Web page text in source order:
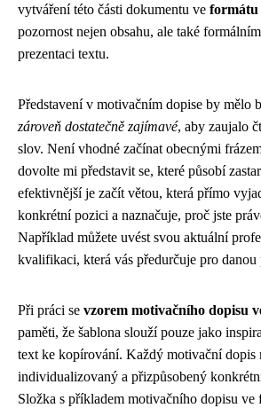
vytváření této části dokumentu ve formátu
pozornost nejen obsahu, ale také
prezentaci textu.
Představení v motivačním dopise by mělo
zároveň dostatečně zajímavé, aby zaujalo
slov. Není vhodné začínat obecnými
dovolte mi představit se, které působí
efektivnější je začít větou, která přímo
konkrétní pozici a naznačuje, proč jste
Například můžete uvést svou aktuální
kvalifikaci, která vás předurčuje pro danou
Při práci se vzorem motivačního dopisu
paměti, že šablona slouží pouze jako
text ke kopírování. Každý motivační dopis
individualizovaný a přizpůsobený
Složka s příkladem motivačního dopisu